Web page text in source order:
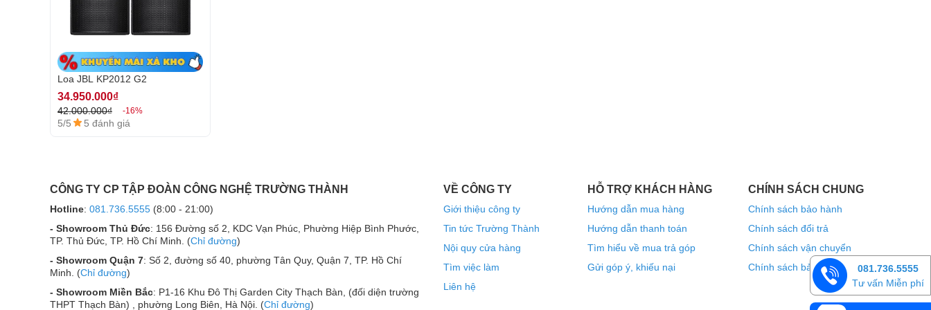
Đánh giá chất lượng loa JBL KP2012 G2
Hệ thống 2 loa, 2 đường tiếng
Loa JBL KP 2012 G2
khoang riêng biệt, khi cần có thể hỗ trợ nhau. Loa bass có đường kính 30,4 cm kết hợp với loa
treble có thể tái tạo hoàn hảo với đầy đủ các dải âm thanh cho
Loa JBL KP2012 G2
34.950.000₫
42.000.000₫ -16%
5/5 5 đánh giá
CÔNG TY CP TẬP ĐOÀN CÔNG NGHỆ TRƯỜNG THÀNH
Hotline: 081.736.5555 (8:00 - 21:00)
- Showroom Thủ Đức: 156 Đường số 2, KDC Vạn Phúc, Phường Hiệp Bình Phước,
TP. Thủ Đức, TP. Hồ Chí Minh. (Chỉ đường)
- Showroom Quận 7: Số 2, đường số 40, phường Tân Quy, Quận 7, TP. Hồ Chí
Minh. (Chỉ đường)
- Showroom Miền Bắc: P1-16 Khu Đô Thị Garden City Thạch Bàn, (đối diện trường
THPT Thạch Bàn) , phường Long Biên, Hà Nội. (Chỉ đường)
VỀ CÔNG TY
Giới thiệu công ty
Tin tức Trường Thành
Nội quy cửa hàng
Tìm việc làm
Liên hệ
HỖ TRỢ KHÁCH HÀNG
Hướng dẫn mua hàng
Hướng dẫn thanh toán
Tìm hiểu về mua trả góp
Gửi góp ý, khiếu nại
CHÍNH SÁCH CHUNG
Chính sách bảo hành
Chính sách đổi trả
Chính sách vận chuyển
Chính sách bảo mật thông tin081.736.5555
Tư vấn Miễn phí